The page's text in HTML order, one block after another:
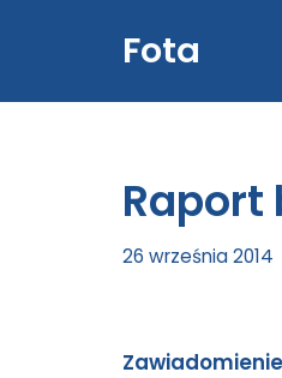
do
Fota
Raport
26 września 2014